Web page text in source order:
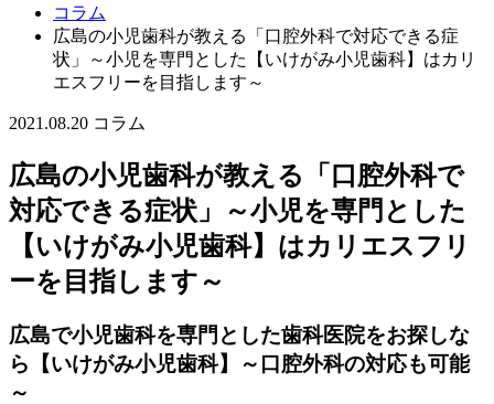
コラム
広島の小児歯科が教える「口腔外科で対応できる症
状」～小児を専門とした【いけがみ小児歯科】はカリ
エスフリーを目指します～
2021.08.20 コラム
広島の小児歯科が教える「口腔外科で
対応できる症状」～小児を専門とした
【いけがみ小児歯科】はカリエスフリ
ーを目指します～
広島で小児歯科を専門とした歯科医院をお探しな
ら【いけがみ小児歯科】～口腔外科の対応も可能
～